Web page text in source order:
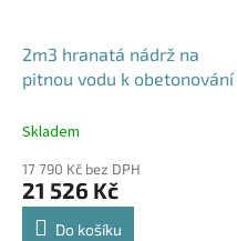
2m3 hranatá nádrž na
pitnou vodu k obetonování
Skladem
17 790 Kč bez DPH
21 526 Kč
Do košíku